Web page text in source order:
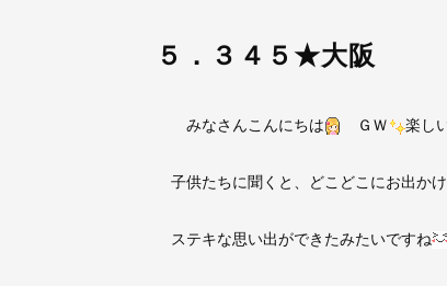
５．３４５★大阪
みなさんこんにちは ＧＷ 楽し
子供たちに聞くと、どこどこにお出か
ステキな思い出ができたみたいですね